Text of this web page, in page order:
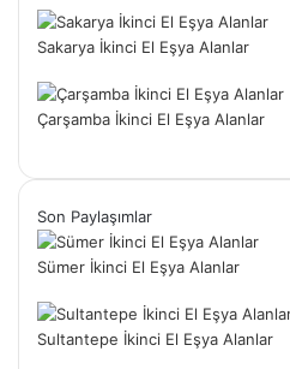
Sakarya İkinci El Eşya Alanlar
Çarşamba İkinci El Eşya Alanlar
Son Paylaşımlar
Sümer İkinci El Eşya Alanlar
Sultantepe İkinci El Eşya Alanlar